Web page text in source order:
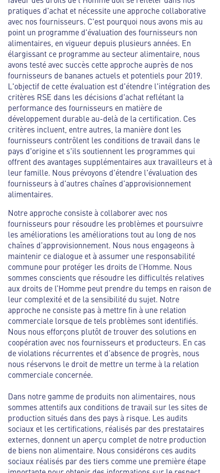
pratiques d'achat et nécessite une approche collaborative
avec nos fournisseurs. C'est pourquoi nous avons mis au
point un programme d'évaluation des fournisseurs non
alimentaires, en vigueur depuis plusieurs années. En
élargissant ce programme au secteur alimentaire, nous
avons testé avec succès cette approche auprès de nos
fournisseurs de bananes actuels et potentiels pour 2019.
L'objectif de cette évaluation est d'étendre l'intégration des
critères RSE dans les décisions d'achat reflétant la
performance des fournisseurs en matière de
développement durable au-delà de la certification. Ces
critères incluent, entre autres, la manière dont les
fournisseurs contrôlent les conditions de travail dans le
pays d'origine et s'ils soutiennent les programmes qui
offrent des avantages supplémentaires aux travailleurs et à
leur famille. Nous prévoyons d'étendre l'évaluation des
fournisseurs à d'autres chaînes d'approvisionnement
alimentaires.
Notre approche consiste à collaborer avec nos
fournisseurs pour résoudre les problèmes et poursuivre
les améliorations les améliorations tout au long de nos
chaînes d’approvisionnement. Nous nous engageons à
maintenir ce dialogue et à assumer une responsabilité
commune pour protéger les droits de l’Homme. Nous
sommes conscients que résoudre les difficultés relatives
aux droits de l’Homme peut prendre du temps en raison de
leur complexité et de la sensibilité du sujet. Notre
approche ne consiste pas à mettre fin à une relation
commerciale lorsque de tels problèmes sont identifiés.
Nous nous efforçons plutôt de trouver des solutions en
coopération avec nos fournisseurs et producteurs. En cas
de violations récurrentes et d’absence de progrès, nous
nous réservons le droit de mettre un terme à la relation
commerciale concernée.
Dans notre gamme de produits non alimentaires, nous
sommes attentifs aux conditions de travail sur les sites de
production situés dans des pays à risque. Les audits
sociaux et les certifications, réalisés par des prestataires
externes, donnent un aperçu complet de notre production
de biens non alimentaire. Nous considérons ces audits
sociaux réalisés par des tiers comme une première étape